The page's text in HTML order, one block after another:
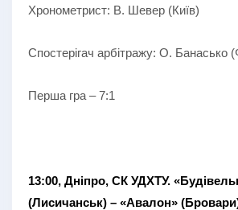
Хронометрист: В. Шевер (Київ)
Спостерігач арбітражу: О. Банасько
Перша гра – 7:1
13:00, Дніпро, СК УДХТУ.
(Лисичанськ) – «Авалон»